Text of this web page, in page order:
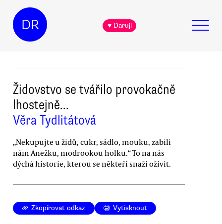
DR ♥ Daruji
Židovstvo se tvářilo provokačně
lhostejně…
Věra Tydlitátová
„Nekupujte u židů, cukr, sádlo, mouku, zabili
nám Anežku, modrookou holku.“ To na nás
dýchá historie, kterou se někteří snaží oživit.
Zkopírovat odkaz Vytisknout